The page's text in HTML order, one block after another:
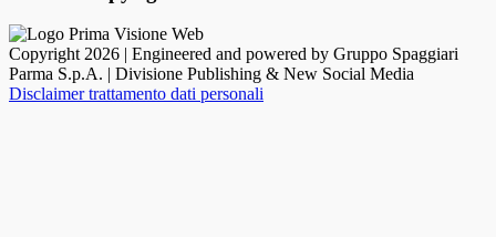
Copyright 2026 | Engineered and powered by Gruppo Spaggiari
Parma S.p.A. | Divisione Publishing & New Social Media
Disclaimer trattamento dati personali